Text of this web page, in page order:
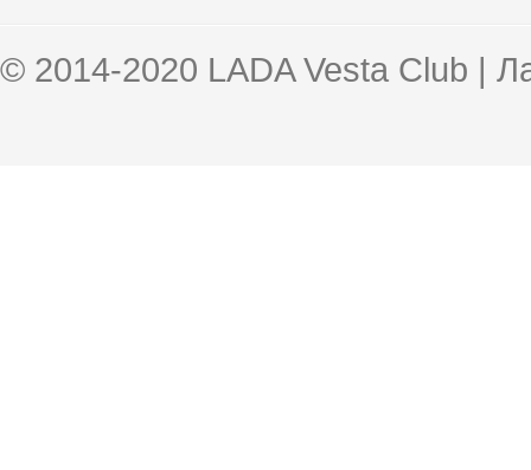
© 2014-2020 LADA Vesta Club |